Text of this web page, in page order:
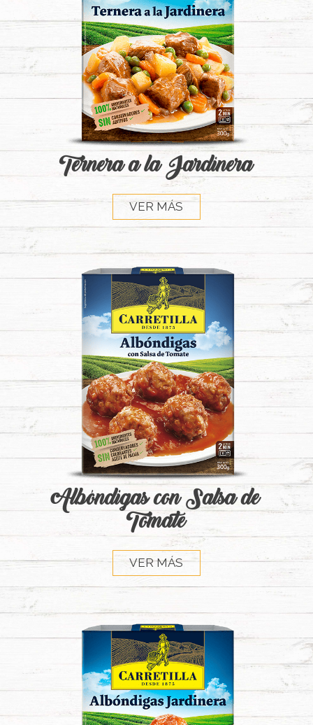
Ternera a la Jardinera
VER MÁS
Albóndigas con Salsa de
Tomate
VER MÁS